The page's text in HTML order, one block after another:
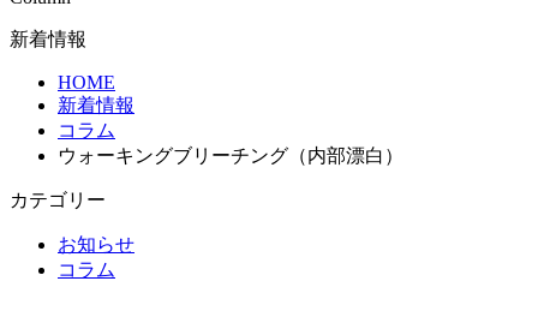
新着情報
HOME
新着情報
コラム
ウォーキングブリーチング（内部漂白）
カテゴリー
お知らせ
コラム